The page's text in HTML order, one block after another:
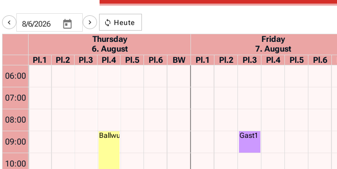
Heute
Thursday
6. August
Friday
7. August
Pl.1
Pl.2 Pl.3 Pl.4 Pl.5 Pl.6 BW Pl.1 Pl.2 Pl.3 Pl.4 Pl.5 Pl.6
06:00
07:00
08:00
09:00
10:00
Ballwurfmaschine Gast1